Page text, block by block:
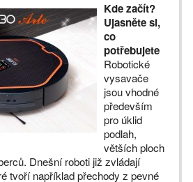
Kde začít?
Ujasněte si,
co
potřebujete
Robotické
vysavače
jsou vhodné
především
pro úklid
podlah,
větších ploch
Dnešní roboti již zvládají
tvoří například přechody z pevné